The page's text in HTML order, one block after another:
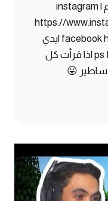
https://goo.gl/UGEG15 انستقرام | instagram
https://
فيس بوك | facebook https://maw.cx/l86hl ايدي
البلايستيشن | ps ID d7oomy999HD اذا قرأت كل
😛